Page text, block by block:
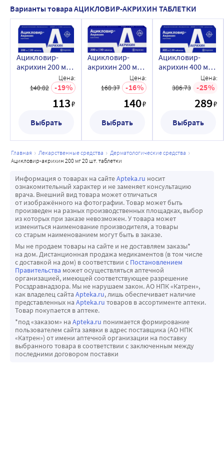
Варианты товара АЦИКЛОВИР-АКРИХИН ТАБЛЕТКИ
Ацикловир-
акрихин 200 мг
20 шт. таблетки
Цена:
140.82
19
113₽
Выбрать
Ацикловир-
акрихин 200 мг
30 шт. таблетки
Цена:
168.37
16
140₽
Выбрать
Ацикловир-
акрихин 400 мг
20 шт. таблетки
Цена:
386.73
25
289₽
Выбрать
главная лекарственные средства
дерматологические средства
ацикловир-акрихин 200 мг 20 шт. таблетки
Информация о товарах на сайтеApteka.ru носит
ознакомительный характер и не заменяет консультацию
врача. Внешний вид товара может отличаться
от изображённого на фотографии. Товар может быть
произведен на разных производственных площадках, выбор
из которых при заказе невозможен. У товара может
измениться наименование производителя, а товары
со старым наименованием могут быть в заказе.
Мы не продаем товары на сайте и не доставляем заказы*
на дом. Дистанционная продажа медикаментов (в том числе
с доставкой на дом) в соответствии с Постановлением
Правительства может осуществляться аптечной
организацией, имеющей соответствующее разрешение
Росздравнадзора. Мы не нарушаем закон. АО НПК «Катрен»,
как владелец сайта Apteka.ru, лишь обеспечивает наличие
представленных на Apteka.ru товаров в ассортименте аптеки.
Товар покупается в аптеке.
*под «заказом» на Apteka.ru понимается формирование
пользователем сайта заявки в адрес поставщика (АО НПК
«Катрен») от имени аптечной организации на поставку
выбранного товара в соответствии с заключенным между
последними договором поставки